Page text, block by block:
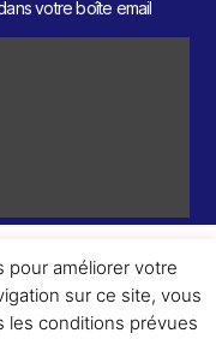
votre boîte email
réservés.
pour améliorer votre
sur ce site, vous
les conditions prévues